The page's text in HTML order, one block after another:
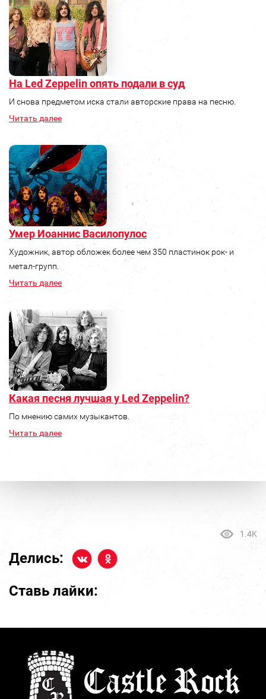
На Led Zeppelin опять подали в суд
И снова предметом иска стали авторские права на песню.
Читать далее
Умер Иоаннис Василопулос
Художник, автор обложек более чем 350 пластинок рок- и
метал-групп.
Читать далее
Какая песня лучшая у Led Zeppelin?
По мнению самих музыкантов.
Читать далее
1.4K
Делись:
Ставь лайки: